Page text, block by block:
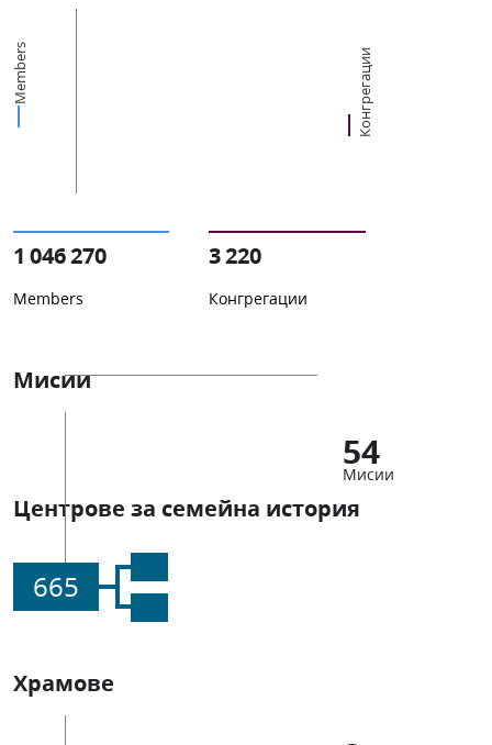
Members Конгрегации
1 046 270
Members
3 220
Конгрегации
Мисии
54
Мисии
Центрове за семейна история
665
Храмове